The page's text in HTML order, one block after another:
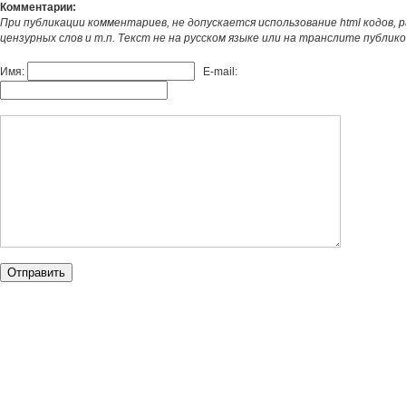
Комментарии:
При публикации комментариев, не допускается использование html кодов,
цензурных слов и т.п. Текст не на русском языке или на транслите
Имя: E-mail: